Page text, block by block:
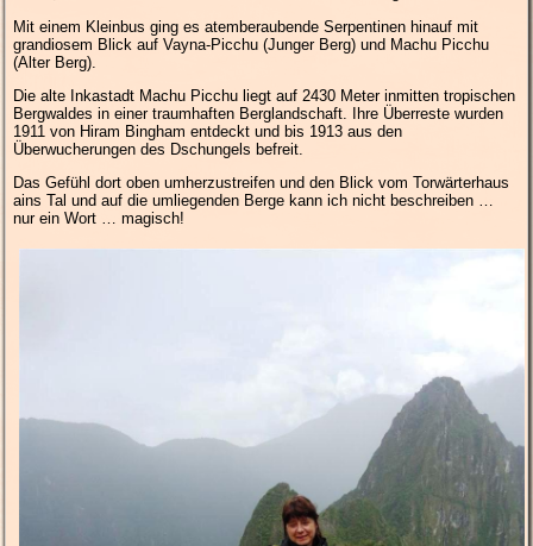
Mit einem Kleinbus ging es atemberaubende Serpentinen hinauf mit
grandiosem Blick auf Vayna-Picchu (Junger Berg) und Machu Picchu
(Alter Berg).
Die alte Inkastadt Machu Picchu liegt auf 2430 Meter inmitten tropischen
Bergwaldes in einer traumhaften Berglandschaft. Ihre Überreste wurden
1911 von Hiram Bingham entdeckt und bis 1913 aus den
Überwucherungen des Dschungels befreit.
Das Gefühl dort oben umherzustreifen und den Blick vom Torwärterhaus
ains Tal und auf die umliegenden Berge kann ich nicht beschreiben …
nur ein Wort … magisch!